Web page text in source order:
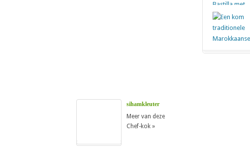
sihamkleuter
Meer van deze
Chef-kok »